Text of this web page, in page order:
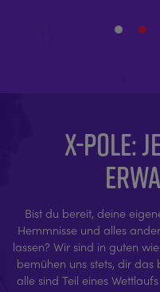
X-POLE:
Bist du bereit, deine
Hemmnisse und alles
lassen? Wir sind in guten
bemühen uns stets, dir das
alle sind Teil eines